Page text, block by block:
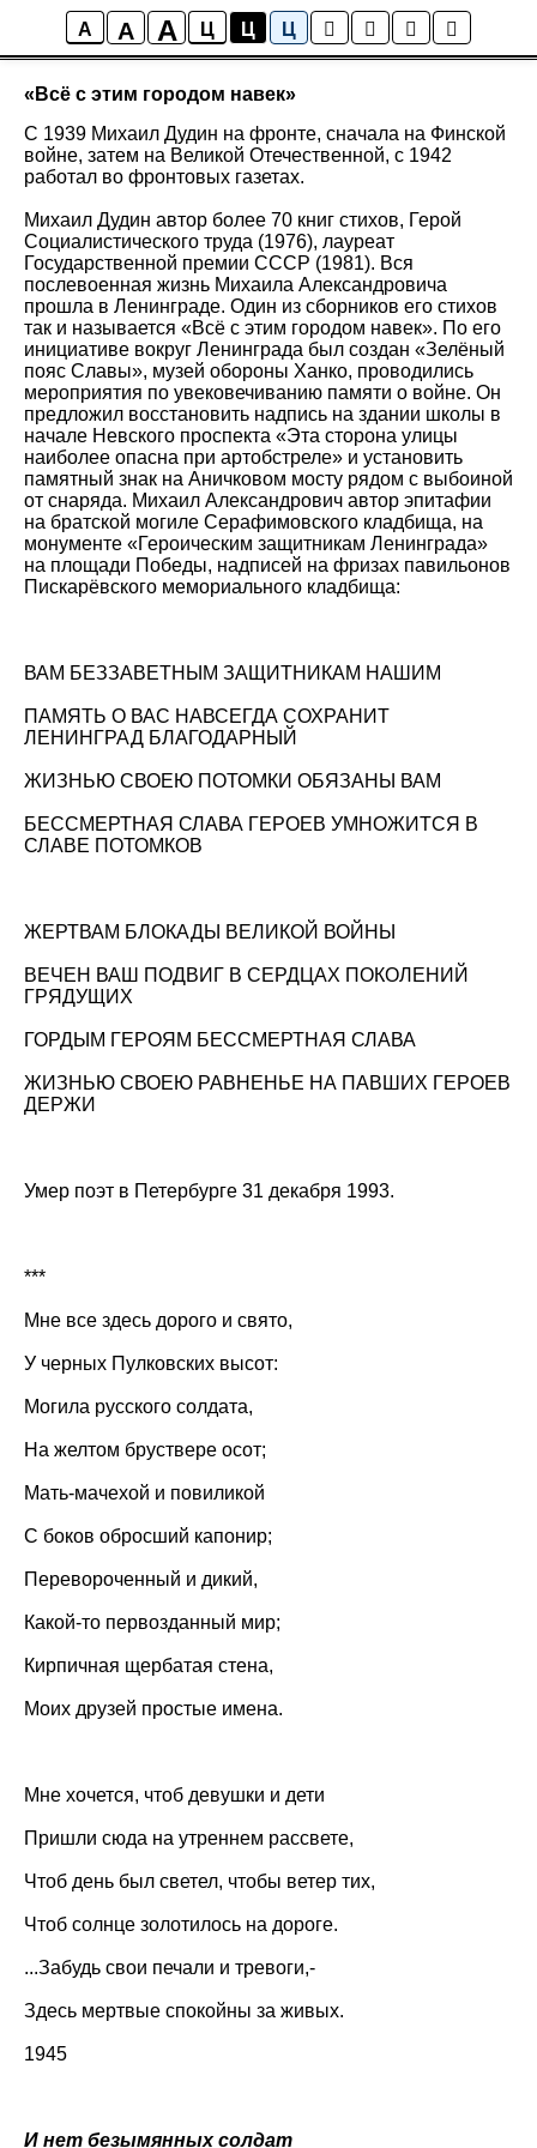
A A A Ц Ц Ц
Новости
«Всё с этим городом навек»
С 1939 Михаил Дудин на фронте, сначала на Финской
войне, затем на Великой Отечественной, с 1942
работал во фронтовых газетах.
Михаил Дудин автор более 70 книг стихов, Герой
Социалистического труда (1976), лауреат
Государственной премии СССР (1981). Вся
послевоенная жизнь Михаила Александровича
прошла в Ленинграде. Один из сборников его стихов
так и называется «Всё с этим городом навек». По его
инициативе вокруг Ленинграда был создан «Зелёный
пояс Славы», музей обороны Ханко, проводились
мероприятия по увековечиванию памяти о войне. Он
предложил восстановить надпись на здании школы в
начале Невского проспекта «Эта сторона улицы
наиболее опасна при артобстреле» и установить
памятный знак на Аничковом мосту рядом с выбоиной
от снаряда. Михаил Александрович автор эпитафии
на братской могиле Серафимовского кладбища, на
монументе «Героическим защитникам Ленинграда»
на площади Победы, надписей на фризах павильонов
Пискарёвского мемориального кладбища:
ВАМ БЕЗЗАВЕТНЫМ ЗАЩИТНИКАМ НАШИМ
ПАМЯТЬ О ВАС НАВСЕГДА СОХРАНИТ
ЛЕНИНГРАД БЛАГОДАРНЫЙ
ЖИЗНЬЮ СВОЕЮ ПОТОМКИ ОБЯЗАНЫ ВАМ
БЕССМЕРТНАЯ СЛАВА ГЕРОЕВ УМНОЖИТСЯ В
СЛАВЕ ПОТОМКОВ
ЖЕРТВАМ БЛОКАДЫ ВЕЛИКОЙ ВОЙНЫ
ВЕЧЕН ВАШ ПОДВИГ В СЕРДЦАХ ПОКОЛЕНИЙ
ГРЯДУЩИХ
ГОРДЫМ ГЕРОЯМ БЕССМЕРТНАЯ СЛАВА
ЖИЗНЬЮ СВОЕЮ РАВНЕНЬЕ НА ПАВШИХ ГЕРОЕВ
ДЕРЖИ
Умер поэт в Петербурге 31 декабря 1993.
***
Мне все здесь дорого и свято,
У черных Пулковских высот:
Могила русского солдата,
На желтом бруствере осот;
Мать-мачехой и повиликой
С боков обросший капонир;
Перевороченный и дикий,
Какой-то первозданный мир;
Кирпичная щербатая стена,
Моих друзей простые имена.
Мне хочется, чтоб девушки и дети
Пришли сюда на утреннем рассвете,
Чтоб день был светел, чтобы ветер тих,
Чтоб солнце золотилось на дороге.
...Забудь свои печали и тревоги,-
Здесь мертвые спокойны за живых.
1945
И нет безымянных солдат